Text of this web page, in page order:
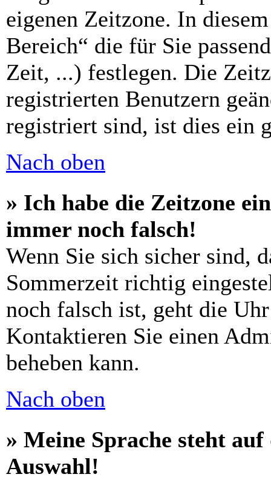
eigenen Zeitzone. In
Bereich“ die für Sie
Zeit, ...) festlegen. Die
registrierten Benutzern
registriert sind, ist dies ein
Nach oben
» Ich habe die Zeitzone
immer noch falsch!
Wenn Sie sich sicher sind,
Sommerzeit richtig
noch falsch ist, geht die
Kontaktieren Sie einen
beheben kann.
Nach oben
» Meine Sprache steht
Auswahl!